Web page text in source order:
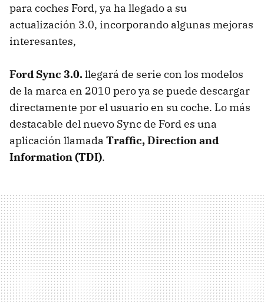
para coches Ford, ya ha llegado a su
actualización 3.0, incorporando algunas mejoras
interesantes,
Ford Sync 3.0.llegará de serie con los modelos
de la marca en 2010 pero ya se puede descargar
directamente por el usuario en su coche. Lo más
destacable del nuevo Sync de Ford es una
aplicación llamada Traffic, Direction and
Information (TDI).